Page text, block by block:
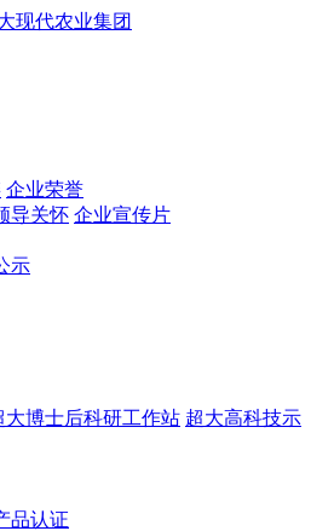
企业荣誉
导关怀 企业宣传片
示
大博士后科研工作站 超大高科技示
品认证